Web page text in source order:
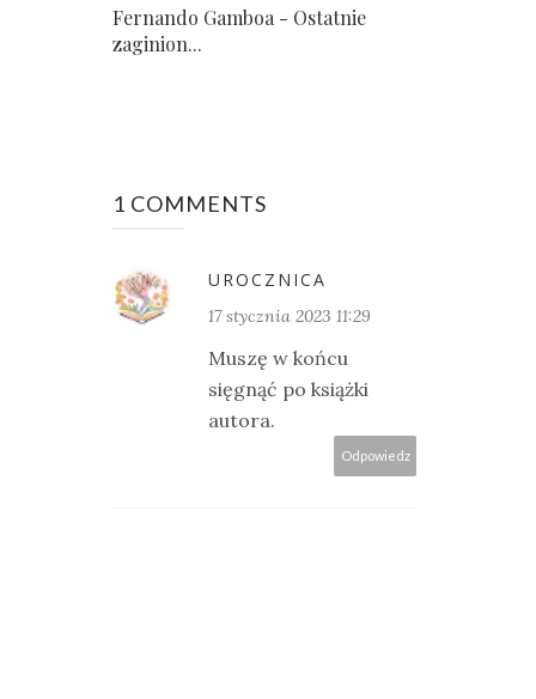
Fernando Gamboa - Ostatnie
zaginion...
1 COMMENTS
UROCZNICA
17 stycznia 2023 11:29
Muszę w końcu
sięgnąć po książki
autora.
Odpowiedz